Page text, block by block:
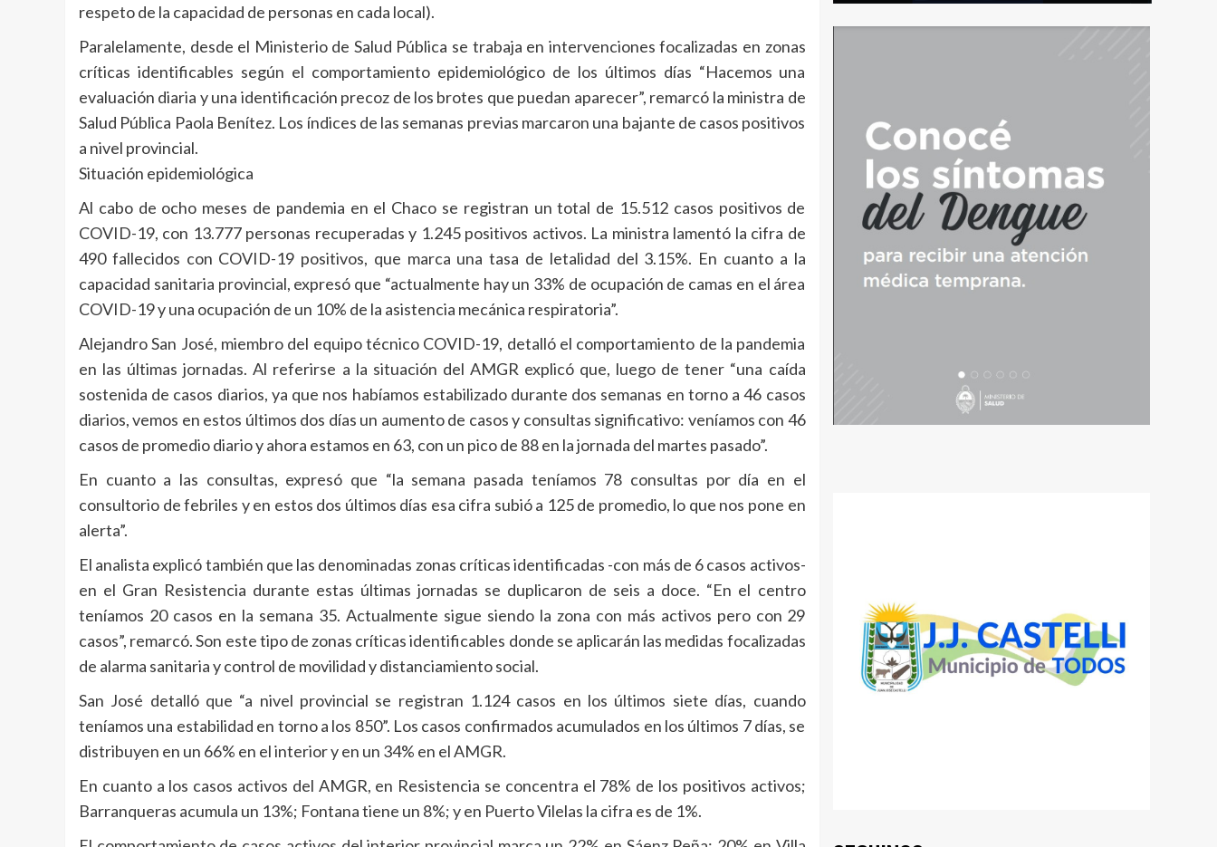
respeto de la capacidad de personas en cada local).
Paralelamente, desde el Ministerio de Salud Pública se trabaja en intervenciones focalizadas en zonas
críticas identificables según el comportamiento epidemiológico de los últimos días “Hacemos una
evaluación diaria y una identificación precoz de los brotes que puedan aparecer”, remarcó la ministra de
Salud Pública Paola Benítez. Los índices de las semanas previas marcaron una bajante de casos positivos
a nivel provincial.
Situación epidemiológica
Al cabo de ocho meses de pandemia en el Chaco se registran un total de 15.512 casos positivos de
COVID-19, con 13.777 personas recuperadas y 1.245 positivos activos. La ministra lamentó la cifra de
490 fallecidos con COVID-19 positivos, que marca una tasa de letalidad del 3.15%. En cuanto a la
capacidad sanitaria provincial, expresó que “actualmente hay un 33% de ocupación de camas en el área
COVID-19 y una ocupación de un 10% de la asistencia mecánica respiratoria”.
Alejandro San José, miembro del equipo técnico COVID-19, detalló el comportamiento de la pandemia
en las últimas jornadas. Al referirse a la situación del AMGR explicó que, luego de tener “una caída
sostenida de casos diarios, ya que nos habíamos estabilizado durante dos semanas en torno a 46 casos
diarios, vemos en estos últimos dos días un aumento de casos y consultas significativo: veníamos con 46
casos de promedio diario y ahora estamos en 63, con un pico de 88 en la jornada del martes pasado”.
En cuanto a las consultas, expresó que “la semana pasada teníamos 78 consultas por día en el
consultorio de febriles y en estos dos últimos días esa cifra subió a 125 de promedio, lo que nos pone en
alerta”.
El analista explicó también que las denominadas zonas críticas identificadas -con más de 6 casos activos-
en el Gran Resistencia durante estas últimas jornadas se duplicaron de seis a doce. “En el centro
teníamos 20 casos en la semana 35. Actualmente sigue siendo la zona con más activos pero con 29
casos”, remarcó. Son este tipo de zonas críticas identificables donde se aplicarán las medidas focalizadas
de alarma sanitaria y control de movilidad y distanciamiento social.
San José detalló que “a nivel provincial se registran 1.124 casos en los últimos siete días, cuando
teníamos una estabilidad en torno a los 850”. Los casos confirmados acumulados en los últimos 7 días, se
distribuyen en un 66% en el interior y en un 34% en el AMGR.
En cuanto a los casos activos del AMGR, en Resistencia se concentra el 78% de los positivos activos;
Barranqueras acumula un 13%; Fontana tiene un 8%; y en Puerto Vilelas la cifra es de 1%.